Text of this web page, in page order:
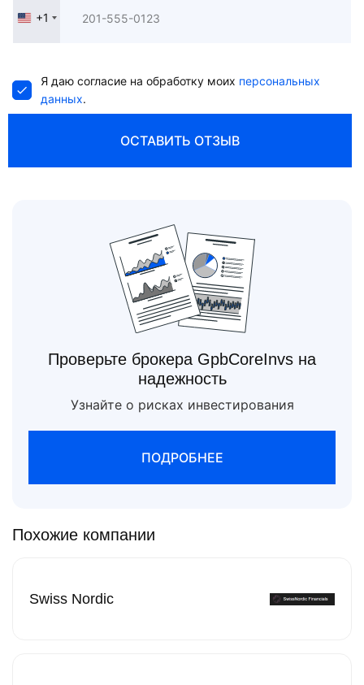
United
+1
Я даю согласие на обработку моих персональных
данных.
ОСТАВИТЬ ОТЗЫВ
Проверьте брокера GpbCoreInvs на
надежность
Узнайте о рисках инвестирования
ПОДРОБНЕЕ
Похожие компании
Swiss Nordic